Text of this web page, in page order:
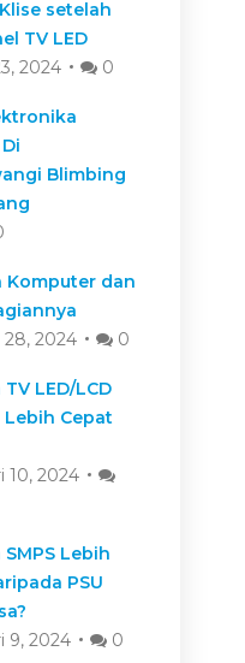
setelah
TV LED
2024
0
Blimbing
Komputer dan
2024
0
LED/LCD
Lebih Cepat
10, 2024
Lebih
PSU
9, 2024
0